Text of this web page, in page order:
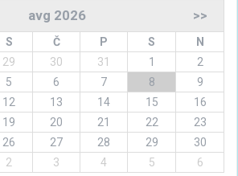
avg 2026 >>
S Č P S
N
29 30 31 1
2
5 6 7 8
9
12 13 14 15
16
19 20 21 22
23
26 27 28 29
30
2 3 4 5 6